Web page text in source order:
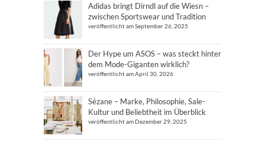
Adidas bringt Dirndl auf die Wiesn –
zwischen Sportswear und Tradition
veröffentlicht am September 26, 2025
Der Hype um ASOS – was steckt hinter
dem Mode-Giganten wirklich?
veröffentlicht am April 30, 2026
Sézane – Marke, Philosophie, Sale-
Kultur und Beliebtheit im Überblick
veröffentlicht am Dezember 29, 2025